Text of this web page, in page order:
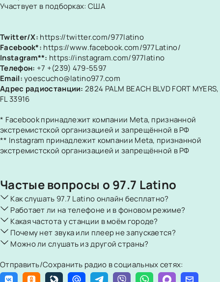
Участвует в подборках: США
Twitter/X: https://twitter.com/977latino
Facebook*: https://www.facebook.com/977Latino/
Instagram**: https://instagram.com/977latino
Телефон: +7 +(239) 479-5597
Email:yoescucho@latino977.com
Адрес радиостанции: 2824 PALM BEACH BLVD FORT MYERS,
FL 33916
* Facebook принадлежит компании Meta, признанной
экстремистской организацией и запрещённой в РФ
** Instagram принадлежит компании Meta, признанной
экстремистской организацией и запрещённой в РФ
Частые вопросы о 97.7 Latino
Как слушать 97.7 Latino онлайн бесплатно?
Работает ли на телефоне и в фоновом режиме?
Какая частота у станции в моём городе?
Почему нет звука или плеер не запускается?
Можно ли слушать из другой страны?
Отправить/Сохранить радио в социальных сетях: